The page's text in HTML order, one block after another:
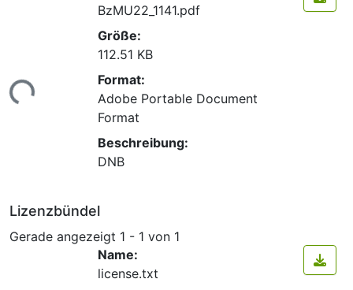
BzMU22_1141.pdf
Größe:
112.51 KB
Format:
Adobe Portable Document
Format
Beschreibung:
DNB
Lizenzbündel
Gerade angezeigt 1 - 1 von 1
Name:
license.txt